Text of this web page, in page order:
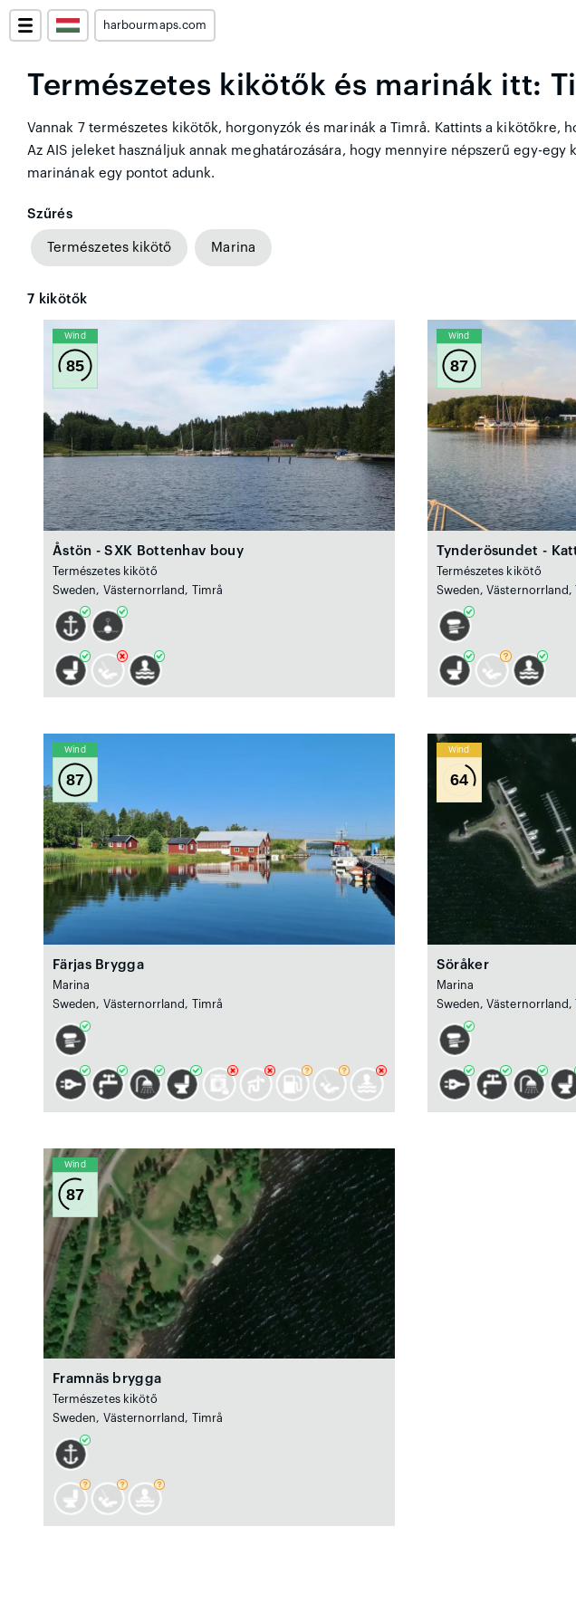
harbourmaps.com
Természetes kikötők és marinák itt:
Vannak 7 természetes kikötők, horgonyzók és marinák a Timrå. Kattints a
Az AIS jeleket használjuk annak meghatározására, hogy mennyire népszerű egy-
marinának egy pontot adunk.
Szűrés
Természetes kikötő Marina
7 kikötők
Wind
85
Åstön - SXK Bottenhav bouy
Természetes kikötő
Sweden, Västernorrland, Timrå
Wind
87
Tynderösundet -
Természetes kikötő
Sweden, Västernorrland,
Wind
87
Färjas Brygga
Marina
Sweden, Västernorrland, Timrå
Wind
64
Söråker
Marina
Sweden, Västernorrland,
Wind
87
Framnäs brygga
Természetes kikötő
Sweden, Västernorrland, Timrå